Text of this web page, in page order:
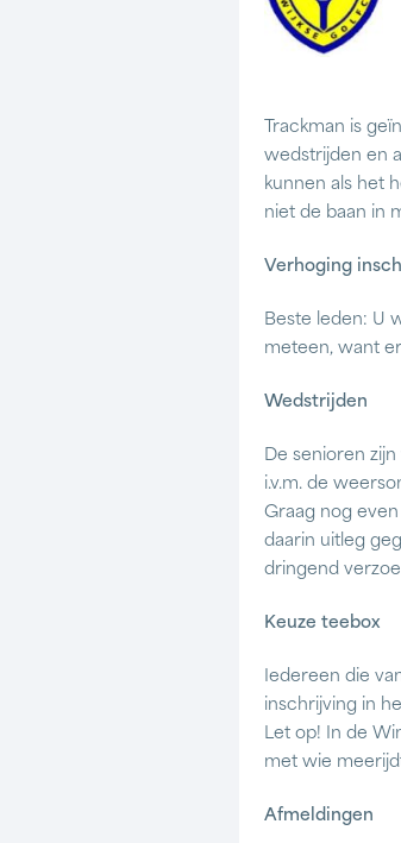
Trackman is
wedstrijden en
kunnen als het
niet de baan in
Verhoging
Beste leden: U
meteen, want
Wedstrijden
De senioren
i.v.m. de
Graag nog
daarin uitleg
dringend
Keuze teebox
Iedereen die
inschrijving in
Let op! In de
met wie
Afmeldingen